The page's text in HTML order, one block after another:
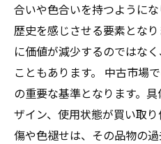
合いや色合いを持つように
歴史を感じさせる要素とな
に価値が減少するのではな
こともあります。 中古市場
の重要な基準となります。
ザイン、使用状態が買い取り
傷や色褪せは、その品物の